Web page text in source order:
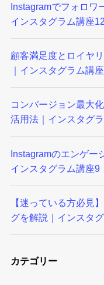
Instagramでフォロワ
インスタグラム講座12
顧客満足度とロイヤ
｜インスタグラム講
コンバージョン最大
活用法｜インスタグ
Instagramのエンゲー
インスタグラム講座9
【迷っている方必見
グを解説｜インスタ
カテゴリー